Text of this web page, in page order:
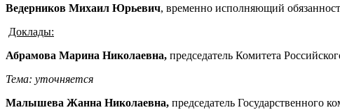
Ведерников Михаил Юрьевич, временно исполняющий
Доклады:
Абрамова Марина Николаевна, председатель Комитета
Тема: уточняется
Малышева Жанна Николаевна, председатель Государственного